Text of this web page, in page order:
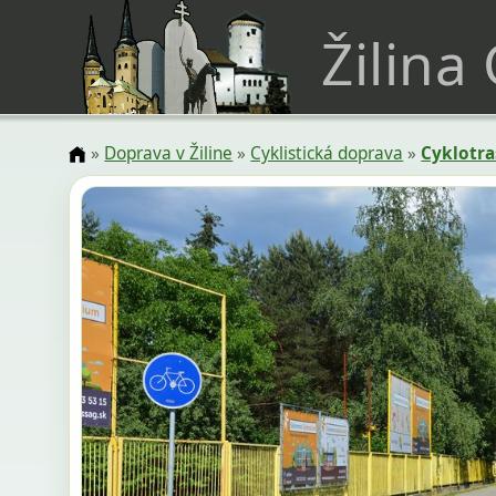
Žilina
» Doprava v Žiline » Cyklistická doprava »